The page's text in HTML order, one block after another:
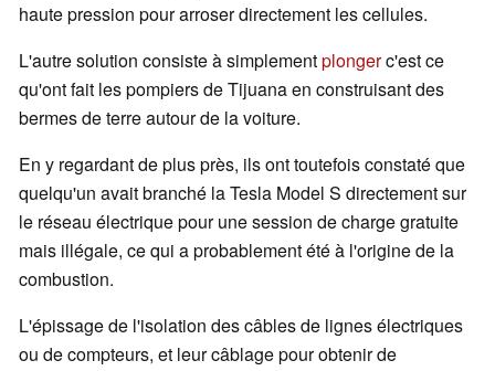
haute pression pour arroser directement les cellules.
L'autre solution consiste à simplementplongerc'est ce
qu'ont fait les pompiers de Tijuana en construisant des
bermes de terre autour de la voiture.
En y regardant de plus près, ils ont toutefois constaté que
quelqu'un avait branché la Tesla Model S directement sur
le réseau électrique pour une session de charge gratuite
mais illégale, ce qui a probablement été à l'origine de la
combustion.
L'épissage de l'isolation des câbles de lignes électriques
ou de compteurs, et leur câblage pour obtenir de